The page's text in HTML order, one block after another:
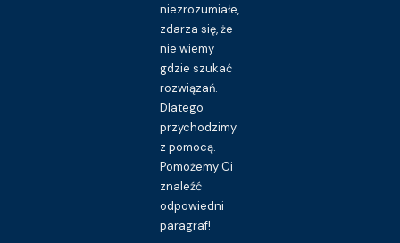
niezrozumiałe,
zdarza się, że
nie wiemy
gdzie szukać
rozwiązań.
Dlatego
przychodzimy
z pomocą.
Pomożemy Ci
znaleźć
odpowiedni
paragraf!